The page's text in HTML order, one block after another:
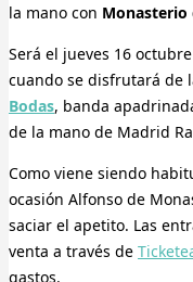
la mano con Monasterio
Será el jueves 16
cuando se disfrutará de
Bodas, banda
de la mano de Madrid
Como viene siendo
ocasión Alfonso de
saciar el apetito. Las
venta a través de
gastos.